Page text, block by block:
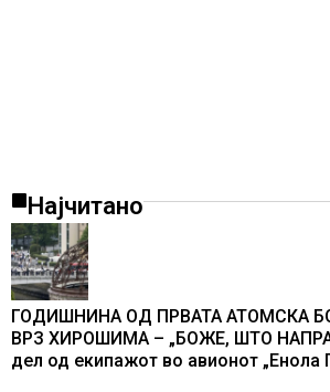
Најчитано
ГОДИШНИНА ОД ПРВАТА АТОМСКА
ВРЗ ХИРОШИМА – „БОЖЕ, ШТО
дел од екипажот во авионот „Енола